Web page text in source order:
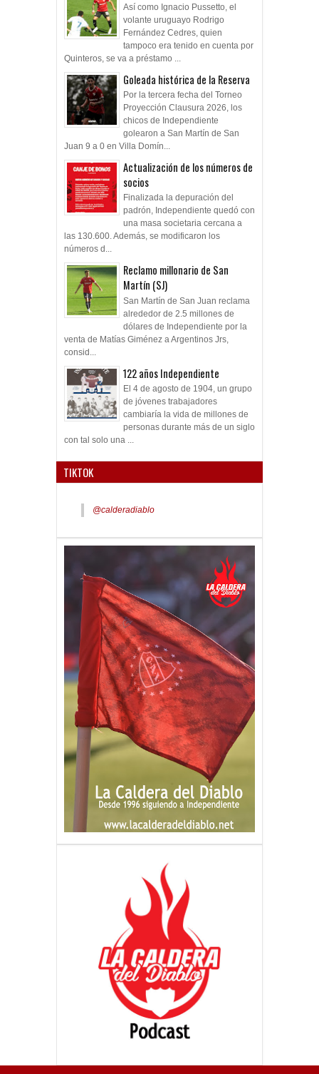
Así como Ignacio Pussetto, el
volante uruguayo Rodrigo
Fernández Cedres, quien
tampoco era tenido en cuenta por
Quinteros, se va a préstamo ...
Goleada histórica de la Reserva
Por la tercera fecha del Torneo
Proyección Clausura 2026, los
chicos de Independiente
golearon a San Martín de San
Juan 9 a 0 en Villa Domín...
Actualización de los números de
socios
Finalizada la depuración del
padrón, Independiente quedó con
una masa societaria cercana a
las 130.600. Además, se modificaron los
números d...
Reclamo millonario de San
Martín (SJ)
San Martín de San Juan reclama
alrededor de 2.5 millones de
dólares de Independiente por la
venta de Matías Giménez a Argentinos Jrs,
consid...
122 años Independiente
El 4 de agosto de 1904, un grupo
de jóvenes trabajadores
cambiaría la vida de millones de
personas durante más de un siglo
con tal solo una ...
TIKTOK
@calderadiablo